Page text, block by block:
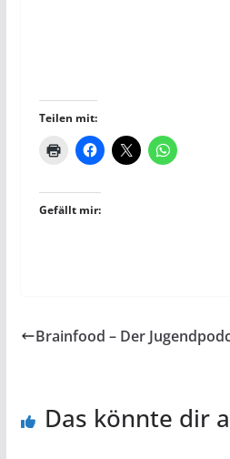
Teilen mit:
Gefällt mir:
Brainfood – Der
Das könnte dir